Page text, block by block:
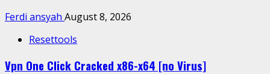
Ferdi ansyah August 8, 2026
Resettools
Vpn One Click Cracked x86-x64 [no Virus]